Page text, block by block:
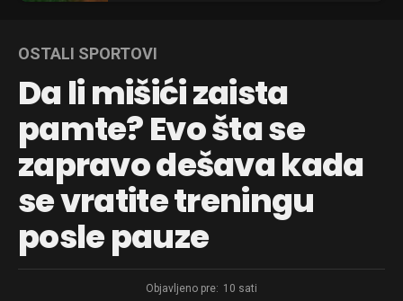
OSTALI SPORTOVI
Da li mišići zaista
pamte? Evo šta se
zapravo dešava kada
se vratite treningu
posle pauze
Objavljeno pre: 10 sati